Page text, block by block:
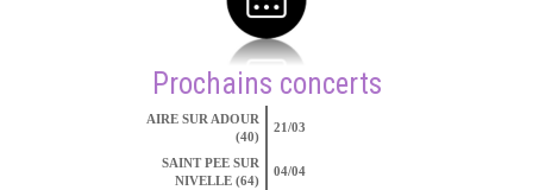
Prochains concerts
AIRE SUR ADOUR
(40)
21/03
SAINT PEE SUR
NIVELLE (64)
04/04